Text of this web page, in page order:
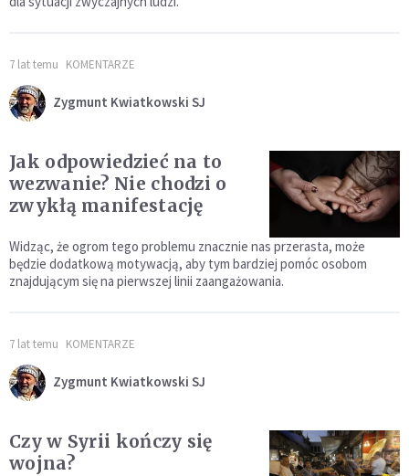
7 lat temu KOMENTARZE
Zygmunt Kwiatkowski SJ
Jak odpowiedzieć na to
wezwanie? Nie chodzi o
zwykłą manifestację
Widząc, że ogrom tego problemu znacznie nas przerasta, może
będzie dodatkową motywacją, aby tym bardziej pomóc osobom
znajdującym się na pierwszej linii zaangażowania.
7 lat temu KOMENTARZE
Zygmunt Kwiatkowski SJ
Czy w Syrii kończy się
wojna?